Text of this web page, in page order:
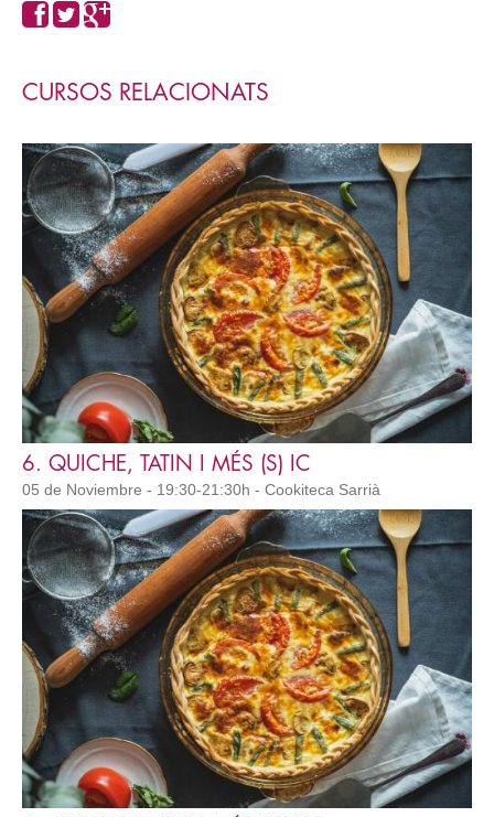
CURSOS RELACIONATS
6. QUICHE, TATIN I MÉS (S) IC
05 de Noviembre - 19:30-21:30h - Cookiteca Sarrià